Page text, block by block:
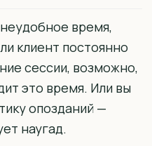
время,
клиент постоянно
сессии, возможно,
это время. Или вы
опозданий —
наугад.